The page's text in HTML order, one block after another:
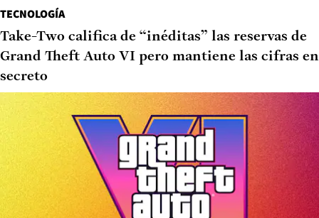
TECNOLOGÍA
Take-Two califica de “inéditas” las reservas de
Grand Theft Auto VI pero mantiene las cifras en
secreto